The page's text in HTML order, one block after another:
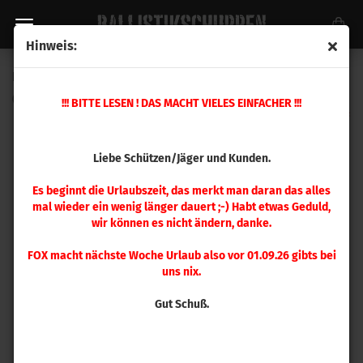
Hinweis:
!!! BITTE LESEN ! DAS MACHT VIELES EINFACHER !!!
Liebe Schützen/Jäger und Kunden.
Es beginnt die Urlaubszeit, das merkt man daran das alles
mal wieder ein wenig länger dauert ;-) Habt etwas Geduld,
wir können es nicht ändern, danke.
FOX macht nächste Woche Urlaub also vor 01.09.26 gibts bei
uns nix.
Gut Schuß.
044108)